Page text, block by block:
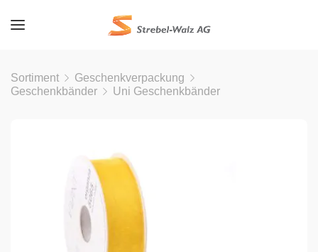
Sortiment
Geschenkverpackung
Geschenkbänder
Uni Geschenkbänder